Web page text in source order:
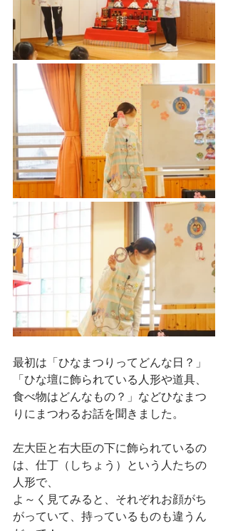
最初は「ひなまつりってどんな日？」
「ひな壇に飾られている人形や道具、
食べ物はどんなもの？」などひなまつ
りにまつわるお話を聞きました。
左大臣と右大臣の下に飾られているの
は、仕丁（しちょう）という人たちの
人形で、
よ～く見てみると、それぞれお顔がち
がっていて、持っているものも違うん